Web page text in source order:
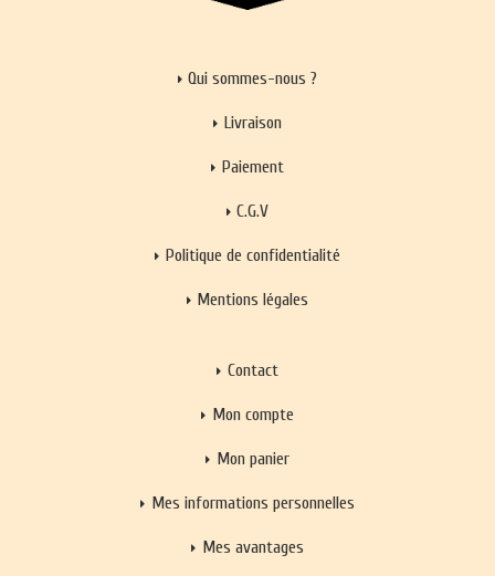
Qui sommes-nous ?
Livraison
Paiement
C.G.V
Politique de confidentialité
Mentions légales
Contact
Mon compte
Mon panier
Mes informations personnelles
Mes avantages